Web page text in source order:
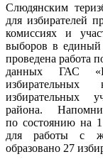
Слюдянским
для избирателей
комиссиях и
выборов в единый
проведена работа
данных ГАС
избирательных
района.
по состоянию на 1
для работы с
образовано 27